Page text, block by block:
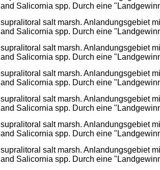
and Salicornia spp. Durch eine
supralitoral salt marsh. Anlandungsgebiet
and Salicornia spp. Durch eine
supralitoral salt marsh. Anlandungsgebiet
and Salicornia spp. Durch eine
supralitoral salt marsh. Anlandungsgebiet
and Salicornia spp. Durch eine
supralitoral salt marsh. Anlandungsgebiet
and Salicornia spp. Durch eine
supralitoral salt marsh. Anlandungsgebiet
and Salicornia spp. Durch eine
supralitoral salt marsh. Anlandungsgebiet
and Salicornia spp. Durch eine